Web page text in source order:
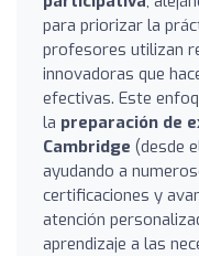
para priorizar la
profesores utilizan
innovadoras que
efectivas. Este
la preparación de
Cambridge (desde
ayudando a
certificaciones y
atención
aprendizaje a las